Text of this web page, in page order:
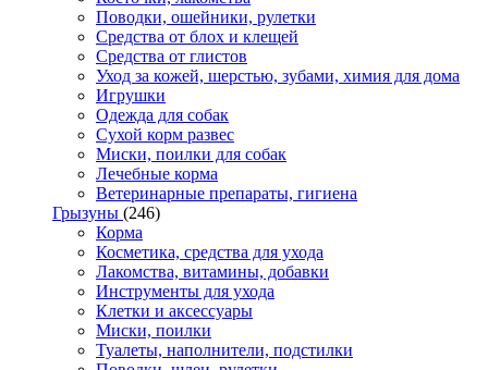
Поводки, ошейники, рулетки
Средства от блох и клещей
Средства от глистов
Уход за кожей, шерстью, зубами, химия для дома
Игрушки
Одежда для собак
Сухой корм развес
Миски, поилки для собак
Лечебные корма
Ветеринарные препараты, гигиена
Грызуны (246)
Корма
Косметика, средства для ухода
Лакомства, витамины, добавки
Инструменты для ухода
Клетки и аксессуары
Миски, поилки
Туалеты, наполнители, подстилки